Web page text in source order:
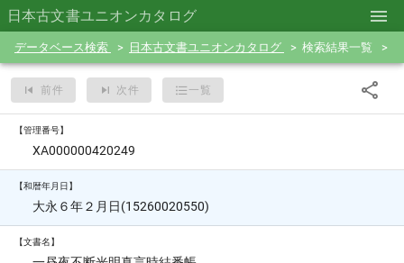
日本古文書ユニオンカタログ
データベース検索 日本古文書ユニオンカタログ 検索結果一覧
前件 次件 一覧
【管理番号】
XA000000420249
【和暦年月日】
大永６年２月日(15260020550)
【文書名】